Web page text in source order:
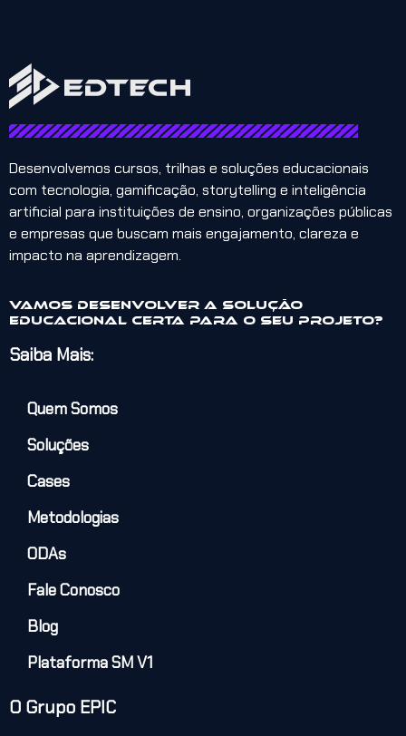
Desenvolvemos cursos, trilhas e soluções educacionais
com tecnologia, gamificação, storytelling e inteligência
artificial para instituições de ensino, organizações públicas
e empresas que buscam mais engajamento, clareza e
impacto na aprendizagem.
Vamos desenvolver a solução
educacional certa para o seu projeto?
Saiba Mais:
Quem Somos
Soluções
Cases
Metodologias
ODAs
Fale Conosco
Blog
Plataforma SM V1
O Grupo EPIC